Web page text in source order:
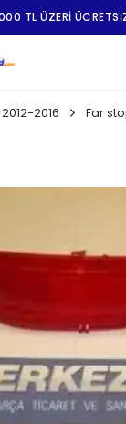
TL ÜZERI
2016 Far